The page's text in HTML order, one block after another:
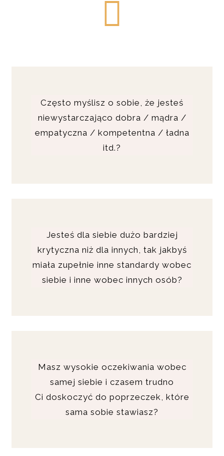
Często myślisz o sobie, że jesteś
niewystarczająco dobra / mądra /
empatyczna / kompetentna / ładna
itd.?
Jesteś dla siebie dużo bardziej
krytyczna niż dla innych, tak jakbyś
miała zupełnie inne standardy wobec
siebie i inne wobec innych osób?
Masz wysokie oczekiwania wobec
samej siebie i czasem trudno
Ci doskoczyć do poprzeczek, które
sama sobie stawiasz?